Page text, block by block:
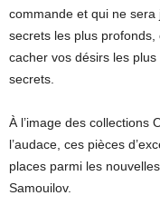
commande et qui ne
secrets les plus profonds,
cacher vos désirs les
secrets.
À l’image des collections
l’audace, ces pièces
places parmi les
Samouilov.